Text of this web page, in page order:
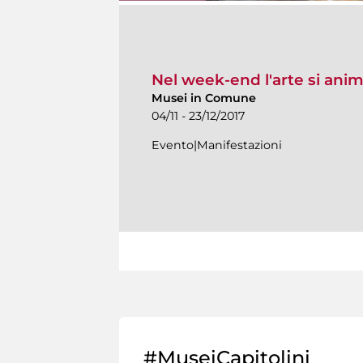
Nel week-end l'arte si
Musei in Comune
04/11 - 23/12/2017
Evento|Manifestazioni
#MuseiCapitolini